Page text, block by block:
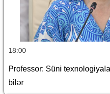
18:00
Professor: Süni
bilər